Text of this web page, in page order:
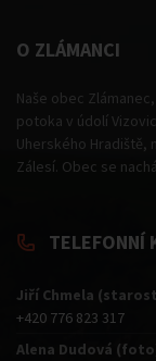
O ZLÁMANCI
Naše obec
potoka v údolí
Uherského Hradiště,
Zálesí. Obec se
TELEFONNÍ
Jiří Chmela
+420 776 823 317
Alena Dudová